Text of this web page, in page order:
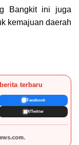
Bangkit ini juga
kemajuan daerah
terbaru
📘Facebook
✖️X/Twitter